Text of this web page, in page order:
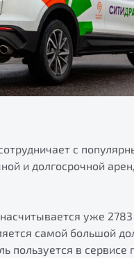
с
и долгосрочной
уже
самой большой
в сервисе